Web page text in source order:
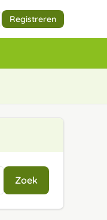
Registreren
Zoek